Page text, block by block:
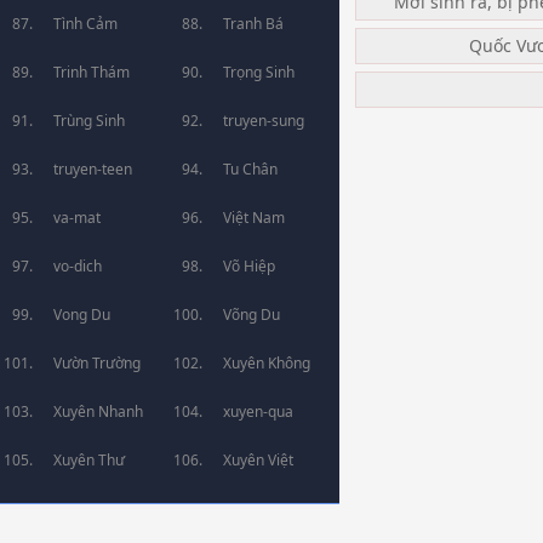
Tình Cảm Tranh Bá
Trinh Thám Trọng Sinh
Trùng Sinh truyen-sung
truyen-teen Tu Chân
va-mat Việt Nam
vo-dich Võ Hiệp
Vong Du Võng Du
Vườn Trường Xuyên Không
Xuyên Nhanh xuyen-qua
Xuyên Thư Xuyên Việt
Quốc